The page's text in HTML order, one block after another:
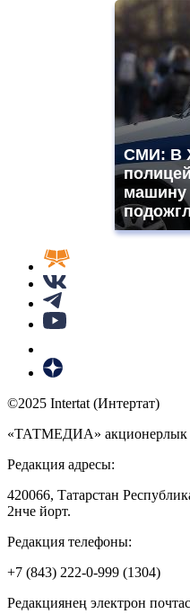
СМИ: В
машину
©2025 Intertat (Интертат)
«ТАТМЕДИА» акционерлык
Редакция адресы:
420066, Татарстан
2нче йорт.
Редакция телефоны:
+7 (843) 222-0-999 (1304)
Редакциянең электрон